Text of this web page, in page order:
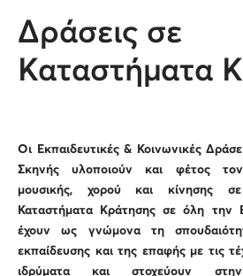
Δράσεις σε
Καταστήματα
Οι Εκπαιδευτικές & Κοινωνικές
Σκηνής υλοποιούν και φέτος
μουσικής, χορού και κίνησης
Καταστήματα Κράτησης σε όλη την
έχουν ως γνώμονα τη
εκπαίδευσης και της επαφής με τις
ιδρύματα και στοχεύουν